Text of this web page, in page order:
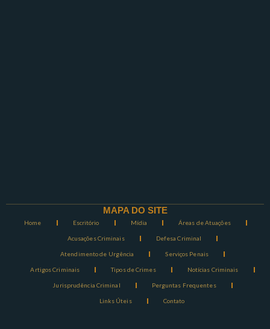
MAPA DO SITE
Home Escritório Mídia Áreas de Atuações
Acusações Criminais Defesa Criminal
Atendimento de Urgência Serviços Penais
Artigos Criminais Tipos de Crimes Notícias Criminais
Jurisprudência Criminal Perguntas Frequentes
Links Úteis Contato